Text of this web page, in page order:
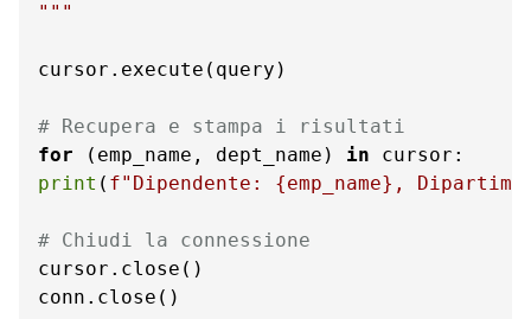
"""
cursor.execute(query)
# Recupera e stampa i risultati
for (emp_name, dept_name) in
print ( f"Dipendente: {emp_name} ,
# Chiudi la connessione
cursor.close()
conn.close()